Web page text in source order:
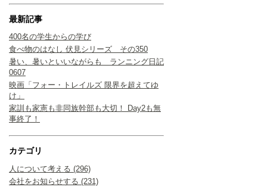
最新記事
400名の学生からの学び
食べ物のはなし 伏見シリーズ その350
暑い、暑いといいながらも ランニング日記
0607
映画「フォー・トレイルズ 限界を超えてゆ
け」
家訓も家憲も非同族幹部も大切！ Day2も無
事終了！
カテゴリ
人について考える (296)
会社をお知らせする (231)